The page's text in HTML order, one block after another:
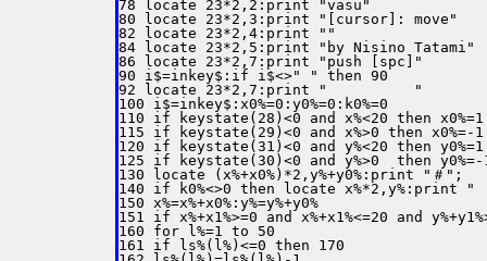
78 locate 23*2,2:print "vasu"
80 locate 23*2,3:print "[cursor]: move"
82 locate 23*2,4:print ""
84 locate 23*2,5:print "by Nisino Tatami"
86 locate 23*2,7:print "push [spc]"
90 i$=inkey$:if i$<>" " then 90
92 locate 23*2,7:print "          "
100 i$=inkey$:x0%=0:y0%=0:k0%=0
110 if keystate(28)<0 and x%<20 then
115 if keystate(29)<0 and x%>0 then x0%=-
120 if keystate(31)<0 and y%<20 then
125 if keystate(30)<0 and y%>0  then y0%=-
130 locate (x%+x0%)*2,y%+y0%:print "＃";
140 if k0%<>0 then locate x%*2,y%:print "
150 x%=x%+x0%:y%=y%+y0%
151 if x%+x1%>=0 and x%+x1%<=20 and
160 for l%=1 to 50
161 if ls%(l%)<=0 then 170